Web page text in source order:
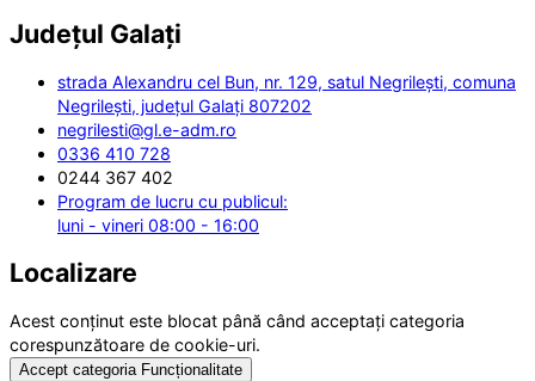
Județul Galați
strada Alexandru cel Bun, nr. 129, satul Negrilești, comuna
Negrilești, județul Galați 807202
negrilesti@gl.e-adm.ro
0336 410 728
0244 367 402
Program de lucru cu publicul:
luni - vineri 08:00 - 16:00
Localizare
Acest conținut este blocat până când acceptați categoria
corespunzătoare de cookie-uri.
Accept categoria Funcționalitate